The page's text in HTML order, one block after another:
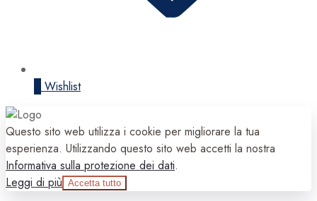
Wishlist
Questo sito web utilizza i cookie per migliorare la tua
esperienza. Utilizzando questo sito web accetti la nostra
Informativa sulla protezione dei dati.
Leggi di più Accetta tutto